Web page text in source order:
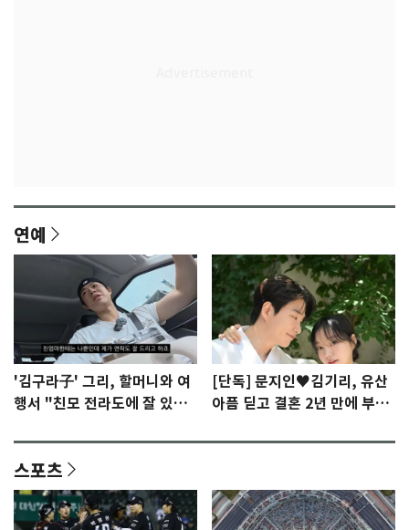
연예
'김구라子' 그리, 할머니와 여
행서 "친모 전라도에 잘 있
[단독] 문지인♥김기리, 유산
아픔 딛고 결혼 2년 만에 부모
스포츠